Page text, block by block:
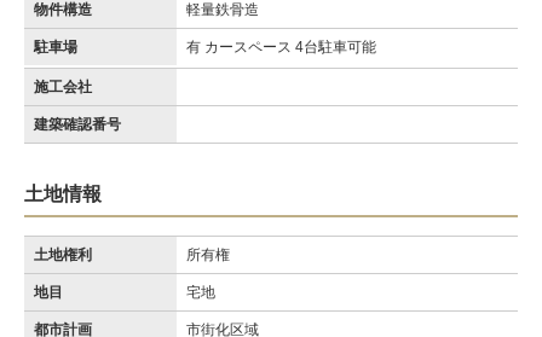
物件構造 軽量鉄骨造
駐車場 有 カースペース 4台駐車可能
施工会社
建築確認番号
土地情報
土地権利 所有権
地目 宅地
都市計画 市街化区域